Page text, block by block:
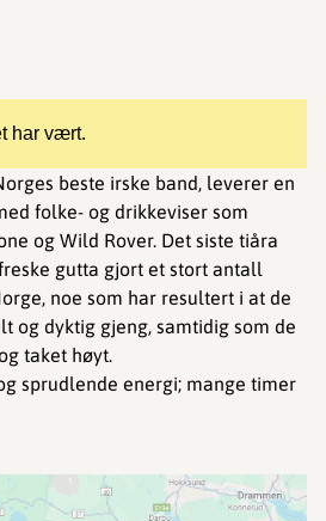
har vært.
beste irske band, leverer en
folke- og drikkeviser som
og Wild Rover. Det siste tiåra
gutta gjort et stort antall
noe som har resultert i at de
og dyktig gjeng, samtidig som de
taket høyt.
sprudlende energi; mange timer